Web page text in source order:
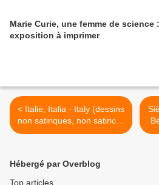
Marie Curie, une femme de science :
exposition à imprimer
< Italie, Italia - Italy (dessins
non satiriques, non satirical,
nicht satirisch)
Hébergé par Overblog
Top articles